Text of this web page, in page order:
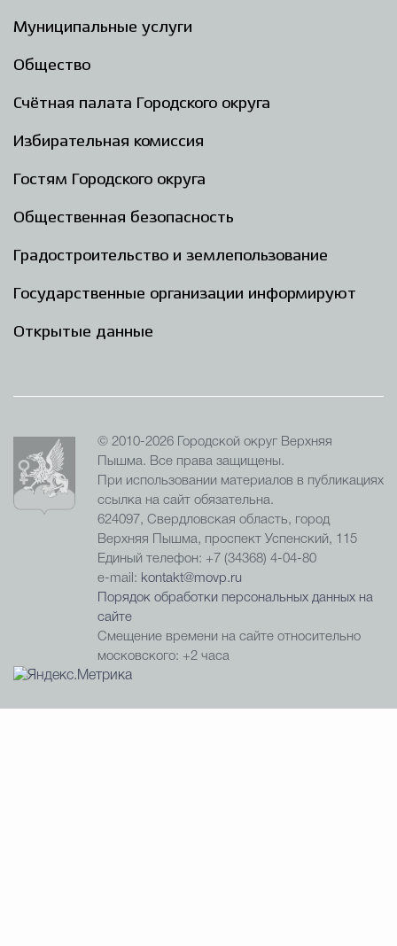
Муниципальные услуги
Общество
Счётная палата Городского округа
Избирательная комиссия
Гостям Городского округа
Общественная безопасность
Градостроительство и землепользование
Государственные организации информируют
Открытые данные
© 2010-2026 Городской округ Верхняя
Пышма. Все права защищены.
При использовании материалов в публикациях
ссылка на сайт обязательна.
624097, Свердловская область, город
Верхняя Пышма, проспект Успенский, 115
Единый телефон: +7 (34368) 4-04-80
e-mail: kontakt@movp.ru
Порядок обработки персональных данных на
сайте
Смещение времени на сайте относительно
московского: +2 часа